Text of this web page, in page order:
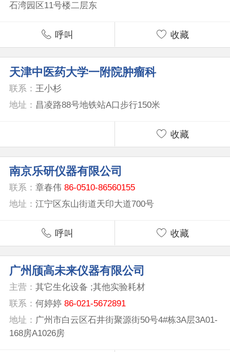
石湾园区11号楼二层东
呼叫 收藏
天津中医药大学一附院肿瘤科
联系： 王小杉
地址： 昌凌路88号地铁站A口步行150米
收藏
南京乐研仪器有限公司
联系： 章春伟 86-0510-86560155
地址： 江宁区东山街道天印大道700号
呼叫 收藏
广州颀高未来仪器有限公司
主营： 其它生化设备 ;其他实验耗材
联系： 何婷婷 86-021-5672891
地址： 广州市白云区石井街聚源街50号4#栋3A层3A01-
168房A1026房